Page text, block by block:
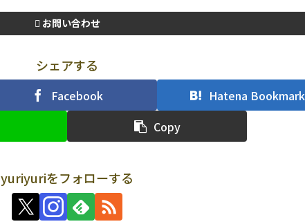
お問い合わせ
シェアする
Facebook
Hatena Bookmark
Copy
yuriyuriをフォローする